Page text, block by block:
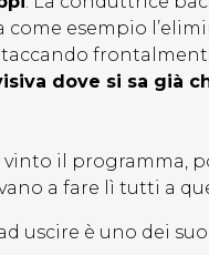
esempio
dove si sa già
il programma,
a fare lì tutti a
uscire è uno dei